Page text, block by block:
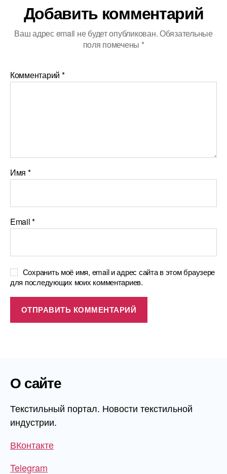
Добавить комментарий
Ваш адрес email не будет опубликован.Обязательные
поля помечены *
Комментарий *
Имя *
Email*
Сохранить моё имя, email и адрес сайта в этом браузере
для последующих моих комментариев.
О сайте
Текстильный портал. Новости текстильной
индустрии.
ВКонтакте
Telegram